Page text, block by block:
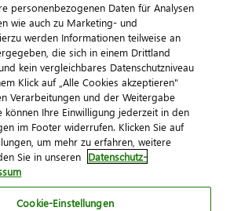
© 2026 DATEV eG
DatenschutzAGB Kontakt
Cookie-Einstellungen
personenbezogenen Daten für Analysen
wie auch zu Marketing- und
werden Informationen teilweise an
die sich in einem Drittland
kein vergleichbares Datenschutzniveau
Klick auf „Alle Cookies akzeptieren"
Verarbeitungen und der Weitergabe
können Ihre Einwilligung jederzeit in den
im Footer widerrufen. Klicken Sie auf
um mehr zu erfahren, weitere
Sie in unseren Datenschutz-
Cookie-Einstellungen